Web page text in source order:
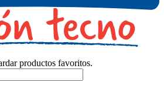
productos favoritos.